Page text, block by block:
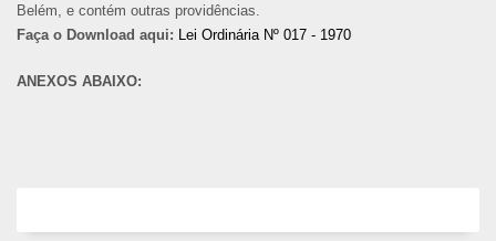
Belém, e contém outras providências.
Faça o Download aqui: Lei Ordinária Nº 017 - 1970
ANEXOS ABAIXO: